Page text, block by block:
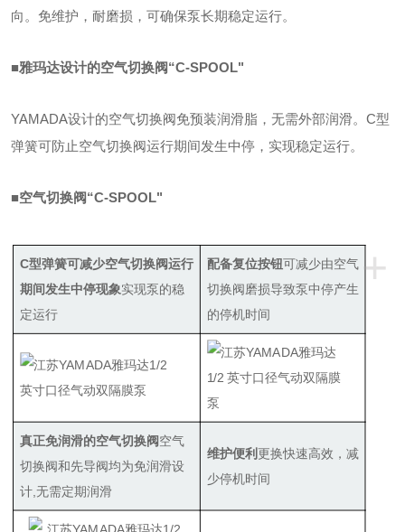
向。免维护，耐磨损，可确保泵长期稳定运行。
■雅玛达设计的空气切换阀“C-SPOOL"
YAMADA设计的空气切换阀免预装润滑脂，无需外部润滑。C型
弹簧可防止空气切换阀运行期间发生中停，实现稳定运行。
■空气切换阀“C-SPOOL"
+
C型弹簧可减少空气切换阀运行
期间发生中停现象实现泵的稳
定运行
配备复位按钮可减少由空气
切换阀磨损导致泵中停产生
的停机时间
真正免润滑的空气切换阀空气
切换阀和先导阀均为免润滑设
计,无需定期润滑
维护便利更换快速高效，减
少停机时间